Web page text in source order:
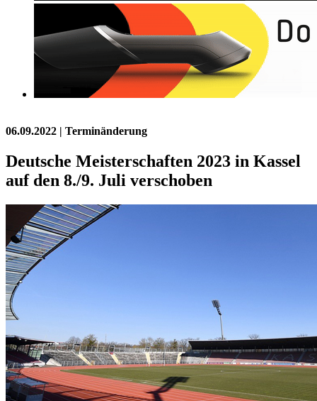
06.09.2022 | Terminänderung
Deutsche Meisterschaften 2023 in Kassel
auf den 8./9. Juli verschoben